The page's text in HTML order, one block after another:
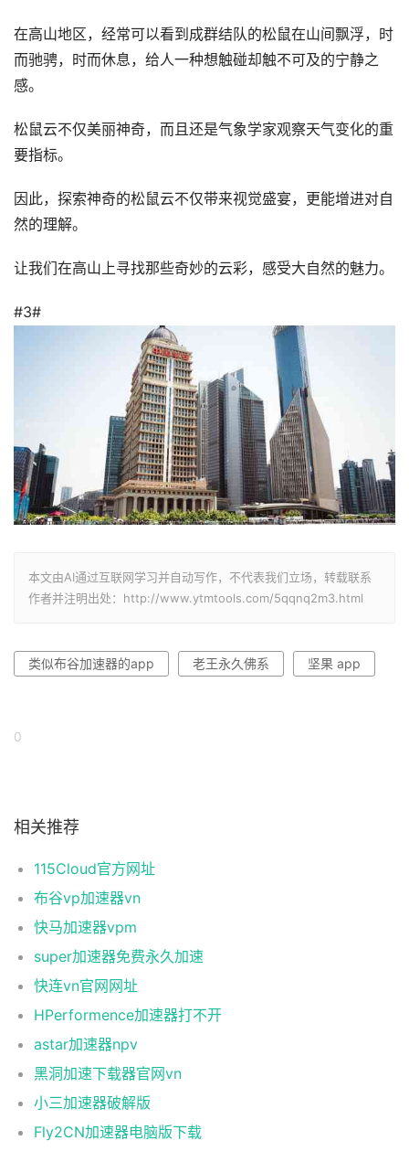
在高山地区，经常可以看到成群结队的松鼠在山间飘浮，时
而驰骋，时而休息，给人一种想触碰却触不可及的宁静之
感。
松鼠云不仅美丽神奇，而且还是气象学家观察天气变化的重
要指标。
因此，探索神奇的松鼠云不仅带来视觉盛宴，更能增进对自
然的理解。
让我们在高山上寻找那些奇妙的云彩，感受大自然的魅力。
#3#
本文由AI通过互联网学习并自动写作，不代表我们立场，转载联系
作者并注明出处：http://www.ytmtools.com/5qqnq2m3.html
类似布谷加速器的app 老王永久佛系 坚果 app
0
相关推荐
115Cloud官方网址
布谷vp加速器vn
快马加速器vpm
super加速器免费永久加速
快连vn官网网址
HPerformence加速器打不开
astar加速器npv
黑洞加速下载器官网vn
小三加速器破解版
Fly2CN加速器电脑版下载